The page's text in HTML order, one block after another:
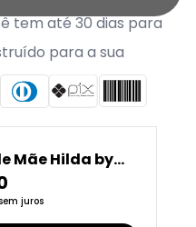
tem até 30 dias para
para a sua
Mãe Hilda by
juros